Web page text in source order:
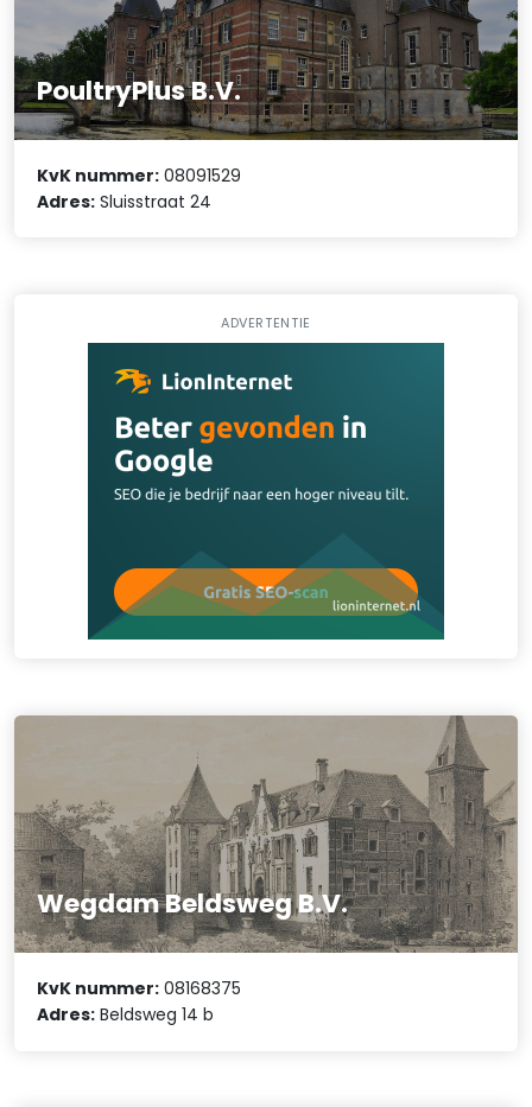
PoultryPlus B.V.
KvK nummer: 08091529
Adres: Sluisstraat 24
ADVERTENTIE
Wegdam Beldsweg B.V.
KvK nummer: 08168375
Adres: Beldsweg 14 b